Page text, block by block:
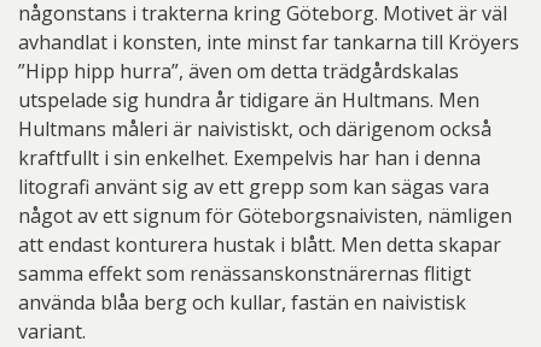
någonstans i trakterna kring Göteborg. Motivet är väl
avhandlat i konsten, inte minst far tankarna till Kröyers
”Hipp hipp hurra”, även om detta trädgårdskalas
utspelade sig hundra år tidigare än Hultmans. Men
Hultmans måleri är naivistiskt, och därigenom också
kraftfullt i sin enkelhet. Exempelvis har han i denna
litografi använt sig av ett grepp som kan sägas vara
något av ett signum för Göteborgsnaivisten, nämligen
att endast konturera hustak i blått. Men detta skapar
samma effekt som renässanskonstnärernas flitigt
använda blåa berg och kullar, fastän en naivistisk
variant.